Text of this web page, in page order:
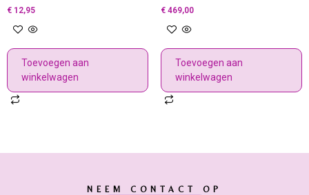
€ 12,95
Toevoegen aan
winkelwagen
€469,00
Toevoegen aan
winkelwagen
NEEM CONTACT OP